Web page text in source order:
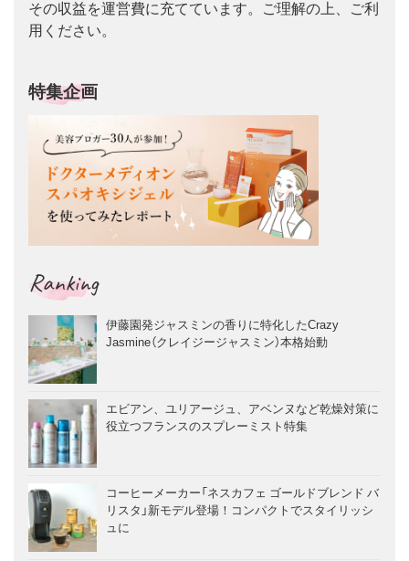
その収益を運営費に充てています。ご理解の上、ご利
用ください。
特集企画
Ranking
伊藤園発ジャスミンの香りに特化したCrazy
Jasmine（クレイジージャスミン）本格始動
エビアン、ユリアージュ、アベンヌなど乾燥対策に
役立つフランスのスプレーミスト特集
コーヒーメーカー「ネスカフェ ゴールドブレンド バ
リスタ」新モデル登場！コンパクトでスタイリッシ
ュに